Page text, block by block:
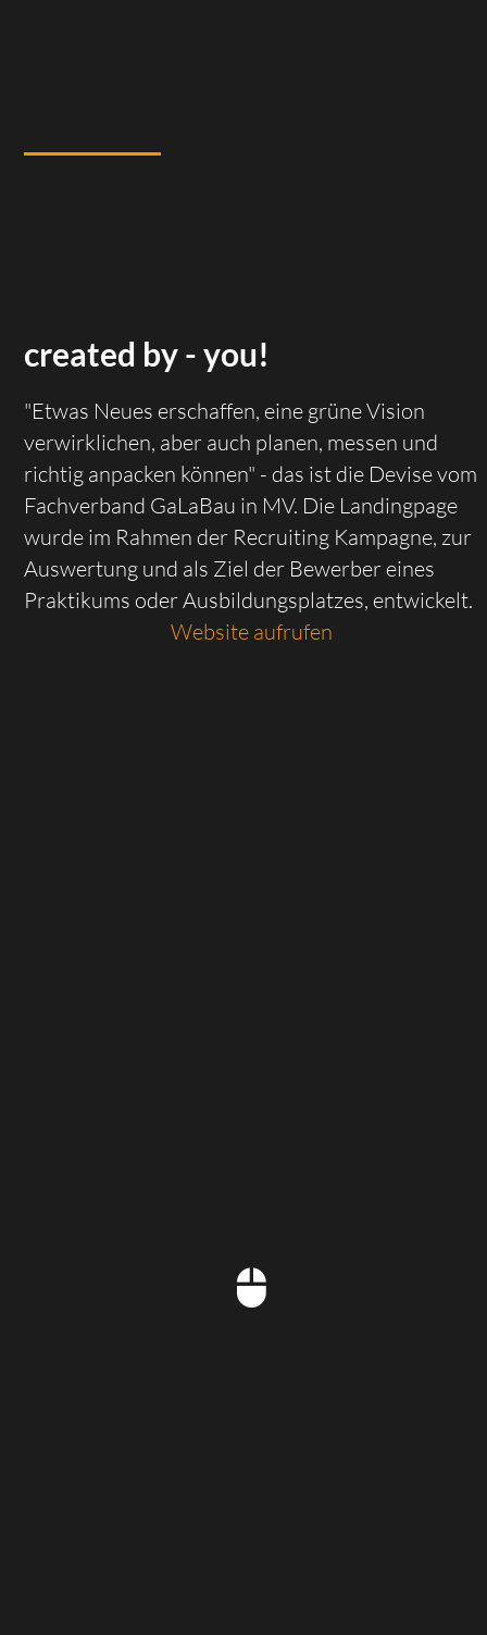
created by - you!
"Etwas Neues erschaffen, eine grüne Vision
verwirklichen, aber auch planen, messen und
richtig anpacken können" - das ist die Devise vom
Fachverband GaLaBau in MV. Die Landingpage
wurde im Rahmen der Recruiting Kampagne, zur
Auswertung und als Ziel der Bewerber eines
Praktikums oder Ausbildungsplatzes, entwickelt.
Website aufrufen